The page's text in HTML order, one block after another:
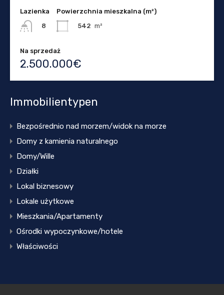
Lazienka
8
Powierzchnia mieszkalna (m²)
542 m²
Na sprzedaż
2.500.000€
Immobilientypen
Bezpośrednio nad morzem/widok na morze
Domy z kamienia naturalnego
Domy/Wille
Działki
Lokal biznesowy
Lokale użytkowe
Mieszkania/Apartamenty
Ośrodki wypoczynkowe/hotele
Właściwości